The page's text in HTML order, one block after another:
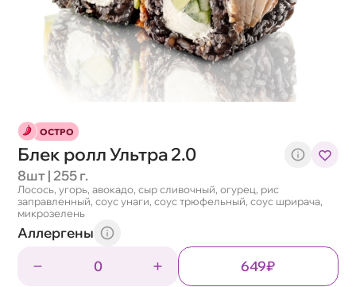
ОСТРО
Блек ролл Ультра 2.0
8шт | 255 г.
Лосось, угорь, авокадо, сыр сливочный, огурец, рис
заправленный, соус унаги, соус трюфельный, соус шрирача,
микрозелень
Аллергены
0
649₽